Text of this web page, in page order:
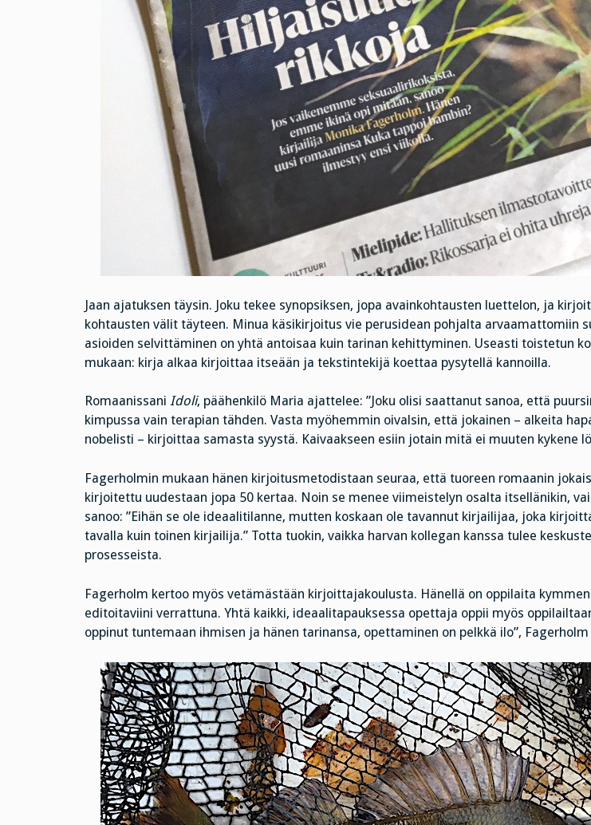
Jaan ajatuksen täysin. Joku tekee synopsiksen, jopa avainkohtausten luettelon, ja
kohtausten välit täyteen. Minua käsikirjoitus vie perusidean pohjalta arvaamattomiin
asioiden selvittäminen on yhtä antoisaa kuin tarinan kehittyminen. Useasti toistetun
mukaan: kirja alkaa kirjoittaa itseään ja tekstintekijä koettaa pysytellä kannoilla.
Romaanissani Idoli, päähenkilö Maria ajattelee: ”Joku olisi saattanut sanoa, että
kimpussa vain terapian tähden. Vasta myöhemmin oivalsin, että jokainen – alkeita
nobelisti – kirjoittaa samasta syystä. Kaivaakseen esiin jotain mitä ei muuten kykene
Fagerholmin mukaan hänen kirjoitusmetodistaan seuraa, että tuoreen romaanin
kirjoitettu uudestaan jopa 50 kertaa. Noin se menee viimeistelyn osalta itsellänikin,
sanoo: ”Eihän se ole ideaalitilanne, mutten koskaan ole tavannut kirjailijaa, joka
tavalla kuin toinen kirjailija.” Totta tuokin, vaikka harvan kollegan kanssa tulee
prosesseista.
Fagerholm kertoo myös vetämästään kirjoittajakoulusta. Hänellä on oppilaita
editoitaviini verrattuna. Yhtä kaikki, ideaalitapauksessa opettaja oppii myös
oppinut tuntemaan ihmisen ja hänen tarinansa, opettaminen on pelkkä ilo”, Fagerholm